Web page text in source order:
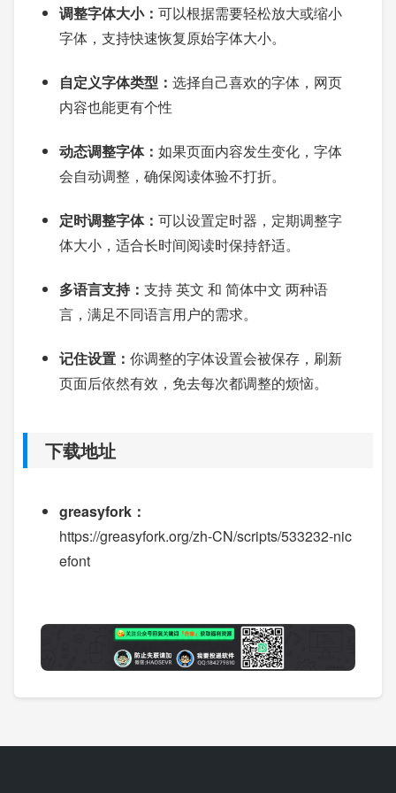
调整字体大小： 可以根据需要轻松放大或缩小
字体，支持快速恢复原始字体大小。
自定义字体类型： 选择自己喜欢的字体，网页
内容也能更有个性
动态调整字体： 如果页面内容发生变化，字体
会自动调整，确保阅读体验不打折。
定时调整字体： 可以设置定时器，定期调整字
体大小，适合长时间阅读时保持舒适。
多语言支持： 支持 英文 和 简体中文 两种语
言，满足不同语言用户的需求。
记住设置： 你调整的字体设置会被保存，刷新
页面后依然有效，免去每次都调整的烦恼。
下载地址
greasyfork：
https://greasyfork.org/zh-CN/scripts/533232-nic
efont